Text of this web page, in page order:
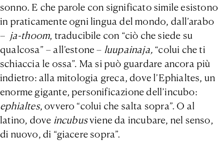
sonno. E che parole con significato simile esistono
in praticamente ogni lingua del mondo, dall’arabo
– ja-thoom, traducibile con “ciò che siede su
qualcosa” – all’estone – luupainaja, “colui che ti
schiaccia le ossa”. Ma si può guardare ancora più
indietro: alla mitologia greca, dove l’Ephialtes, un
enorme gigante, personificazione dell’incubo:
ephialtes, ovvero “colui che salta sopra”. O al
latino, dove incubusvieneda incubare, nel senso,
di nuovo, di “giacere sopra”.